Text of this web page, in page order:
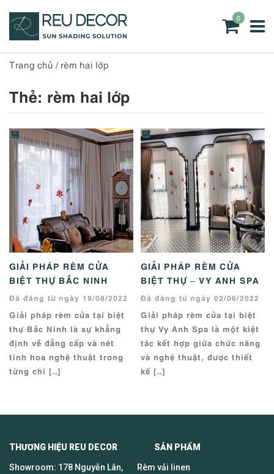
0
Trang chủ / rèm hai lớp
Thẻ: rèm hai lớp
GIẢI PHÁP RÈM CỬA
BIỆT THỰ BẮC NINH
Đã đăng từ ngày 19/08/2022
Giải pháp rèm cửa tại biệt
thự Bắc Ninh là sự khẳng
định về đẳng cấp và nét
tinh hoa nghệ thuật trong
từng chi […]
GIẢI PHÁP RÈM CỬA
BIỆT THỰ – VY ANH SPA
Đã đăng từ ngày 02/06/2022
Giải pháp rèm cửa tại biệt
thự Vy Anh Spa là một kiệt
tác kết hợp giữa chức năng
và nghệ thuật, được thiết
kế […]
THƯƠNG HIỆU REU DECOR SẢN PHẨM
Showroom: 178 Nguyễn Lân,
Rèm vải linen